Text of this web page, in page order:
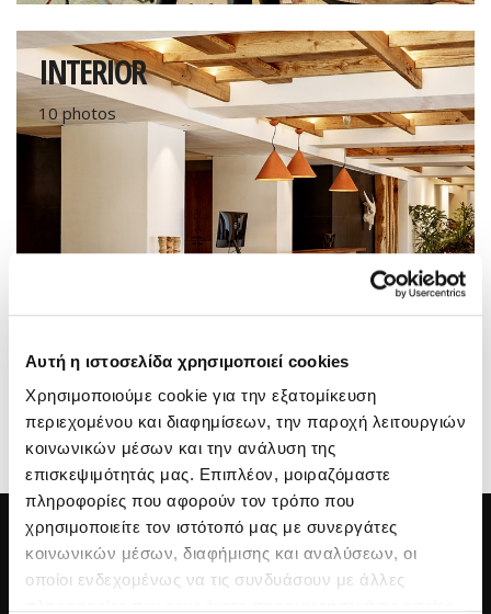
Αυτή η ιστοσελίδα χρησιμοποιεί cookies
Χρησιμοποιούμε cookie για την εξατομίκευση
περιεχομένου και διαφημίσεων, την παροχή λειτουργιών
κοινωνικών μέσων και την ανάλυση της
επισκεψιμότητάς μας. Επιπλέον, μοιραζόμαστε
πληροφορίες που αφορούν τον τρόπο που
χρησιμοποιείτε τον ιστότοπό μας με συνεργάτες
κοινωνικών μέσων, διαφήμισης και αναλύσεων, οι
οποίοι ενδεχομένως να τις συνδυάσουν με άλλες
INTERIOR
10 photos
VIEW GALLERY